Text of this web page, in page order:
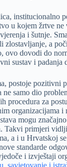
institucionalno
u kojem žrtve
i šutnje.
zlostavljanje, a
ovo dovodi do
sustav i padanja
postoje pozitivni
ne samo dio
procedura za
organizacijama
mogu
Takvi primjeri
a i u Hrvatskoj
standarde
i izvještaji
savjetovanje i